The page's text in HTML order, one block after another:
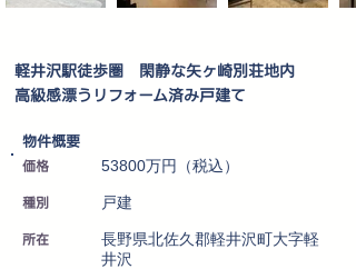
軽井沢駅徒歩圏 閑静な矢ヶ崎別荘地内
高級感漂うリフォーム済み戸建て
​物件概要
価格 53800万円（税込）
種別 戸建
所在
長野県北佐久郡軽井沢町大字軽
井沢